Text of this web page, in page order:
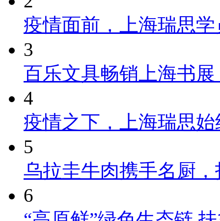
疫情面前，上海瑞思
3
百乐文具畅销上海书
4
疫情之下，上海瑞思
5
乌拉圭牛肉携手名厨
6